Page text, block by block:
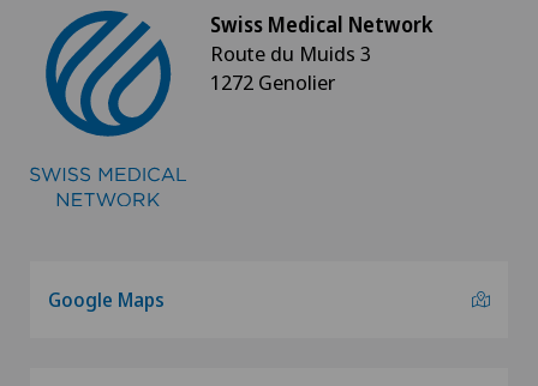
Swiss Medical Network
Route du Muids 3
1272 Genolier
Google Maps